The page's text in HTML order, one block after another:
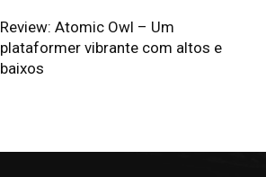
Review: Atomic Owl – Um
plataformer vibrante com altos e
baixos